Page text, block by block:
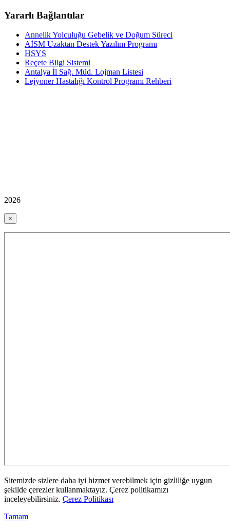
Yararlı Bağlantılar
Annelik Yolculuğu Gebelik ve Doğum Süreci
AİSM Uzaktan Destek Yazılım Programı
HSYS
Reçete Bilgi Sistemi
Antalya İl Sağ. Müd. Lojman Listesi
Lejyoner Hastalığı Kontrol Programı Rehberi
2026
×
Sitemizde sizlere daha iyi hizmet verebilmek için gizliliğe uygun
şekilde çerezler kullanmaktayız. Çerez politikamızı
inceleyebilirsiniz. Çerez Politikası
Tamam